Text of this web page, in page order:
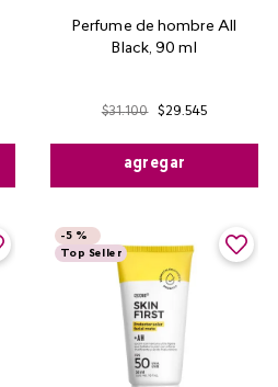
Perfume de hombre All
Black, 90 ml
$31.100 $29.545
agregar
-5 %
Top Seller